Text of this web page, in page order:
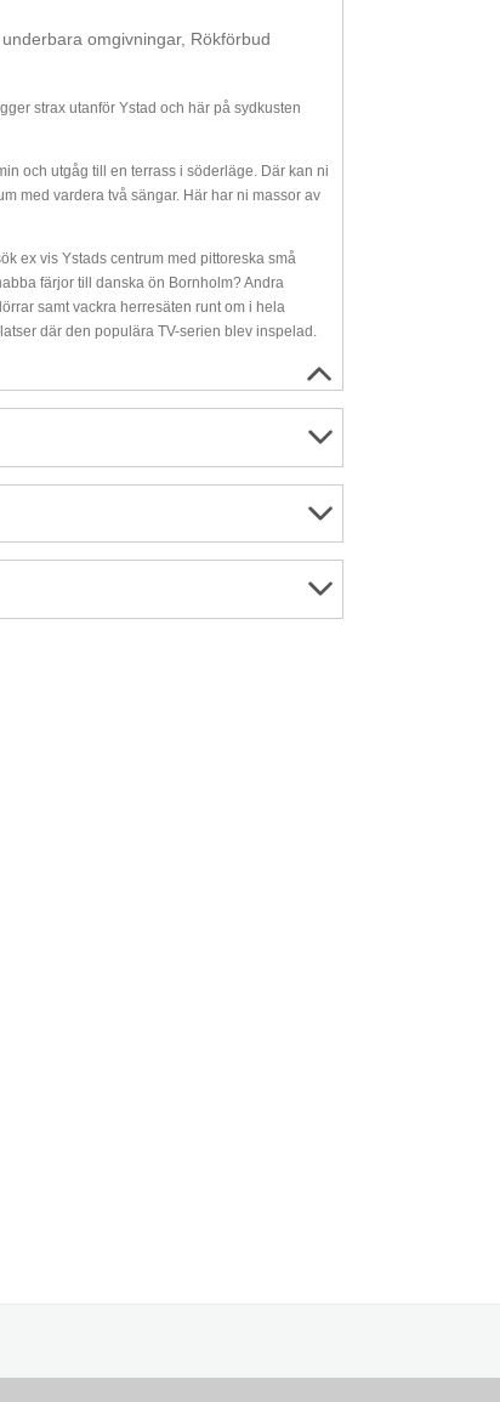
omgivningar, Rökförbud
strax utanför Ystad och här på sydkusten
och utgåg till en terrass i söderläge. Där kan ni
med vardera två sängar. Här har ni massor av
ex vis Ystads centrum med pittoreska små
färjor till danska ön Bornholm? Andra
samt vackra herresäten runt om i hela
där den populära TV-serien blev inspelad.